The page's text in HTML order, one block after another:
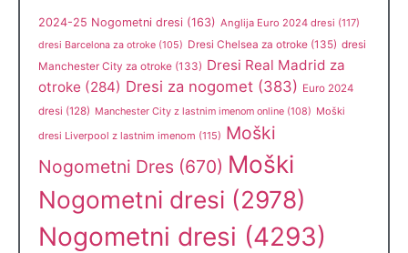
2024-25 Nogometni dresi (163) Anglija Euro 2024 dresi (117)
dresi Barcelona za otroke (105) Dresi Chelsea za otroke (135) dresi
Manchester City za otroke (133) Dresi Real Madrid za
otroke (284) Dresi za nogomet (383) Euro 2024
dresi (128) Manchester City z lastnim imenom online (108) Moški
dresi Liverpool z lastnim imenom (115) Moški
Nogometni Dres (670) Moški
Nogometni dresi (2978)
Nogometni dresi (4293)